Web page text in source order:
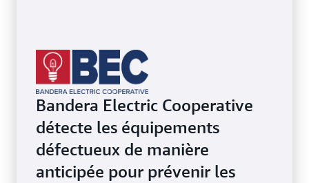
Bandera Electric Cooperative
détecte les équipements
défectueux de manière
anticipée pour prévenir les